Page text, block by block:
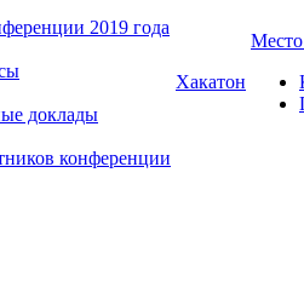
2019 года
доклады
конференции
Хакатон